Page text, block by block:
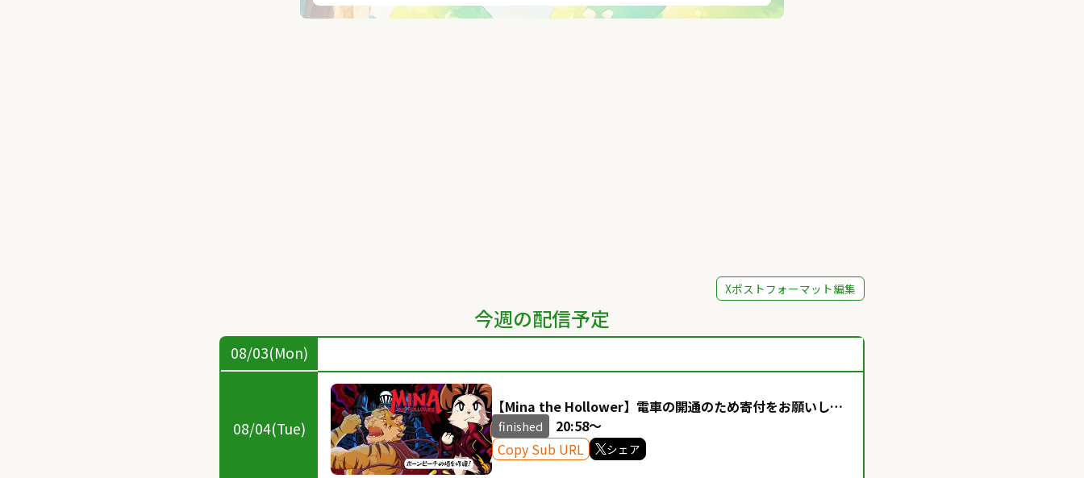
Xポストフォーマット編集
今週の配信予定
08/03(Mon)
08/04(Tue)
【Mina the Hollower】電車の開通のため寄付をお願いしま
す #7【Vtuber/虎縞雷一】
finished
20:58～
Copy Sub URL
シェア